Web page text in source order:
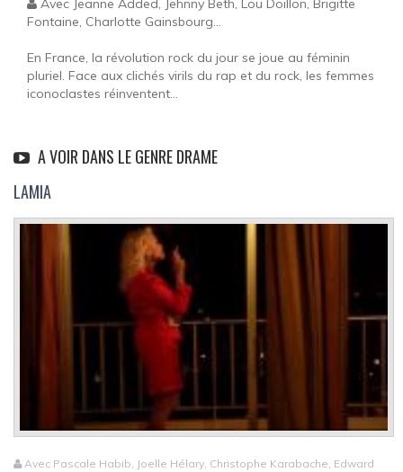
Avec Jeanne Added, Jehnny Beth, Lou Doillon, Brigitte
Fontaine, Charlotte Gainsbourg...
En France, la révolution rock du jour se joue au féminin
pluriel. Face aux clichés virils du rap et du rock, les femmes
iconoclastes réinventent...
A VOIR DANS LE GENRE DRAME
LAMIA
Avec Pascale Habib, Joelle Hélary, Christophe Karabache, Edward